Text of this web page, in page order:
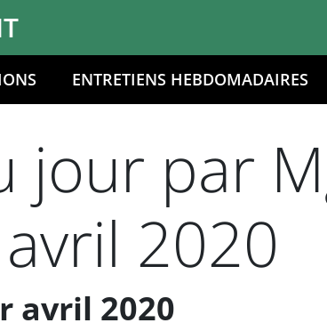
ENTRETIENS HEBDOMADAIRES
jour par
2020
avril 2020